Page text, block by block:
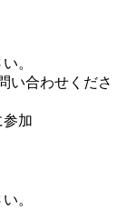
。
い合わせくださ
加
。